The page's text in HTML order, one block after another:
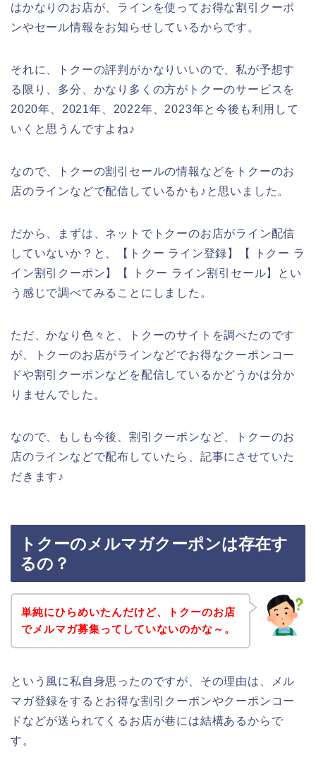
はかなりのお店が、ラインを使ってお得な割引クーポ
ンやセール情報をお知らせしているからです。
それに、トクーの評判がかなりいいので、私が予想す
る限り、多分、かなり多くの方がトクーのサービスを
2020年、2021年、2022年、2023年と今後も利用して
いくと思うんですよね♪
なので、トクーの割引セールの情報などをトクーのお
店のラインなどで配信しているかも♪と思いました。
だから、まずは、ネットでトクーのお店がライン配信
していないか？と、【トクー ライン登録】【 トクー ラ
イン割引クーポン】【 トクー ライン割引セール】とい
う感じで調べてみることにしました。
ただ、かなり色々と、トクーのサイトを調べたのです
が、トクーのお店がラインなどでお得なクーポンコー
ドや割引クーポンなどを配信しているかどうかは分か
りませんでした。
なので、もしも今後、割引クーポンなど、トクーのお
店のラインなどで配布していたら、記事にさせていた
だきます♪
トクーのメルマガクーポンは存在す
るの？
単純にひらめいたんだけど、トクーのお店
でメルマガ募集ってしていないのかな～。
という風に私自身思ったのですが、その理由は、メル
マガ登録をするとお得な割引クーポンやクーポンコー
ドなどが送られてくるお店が巷には結構あるからで
す。